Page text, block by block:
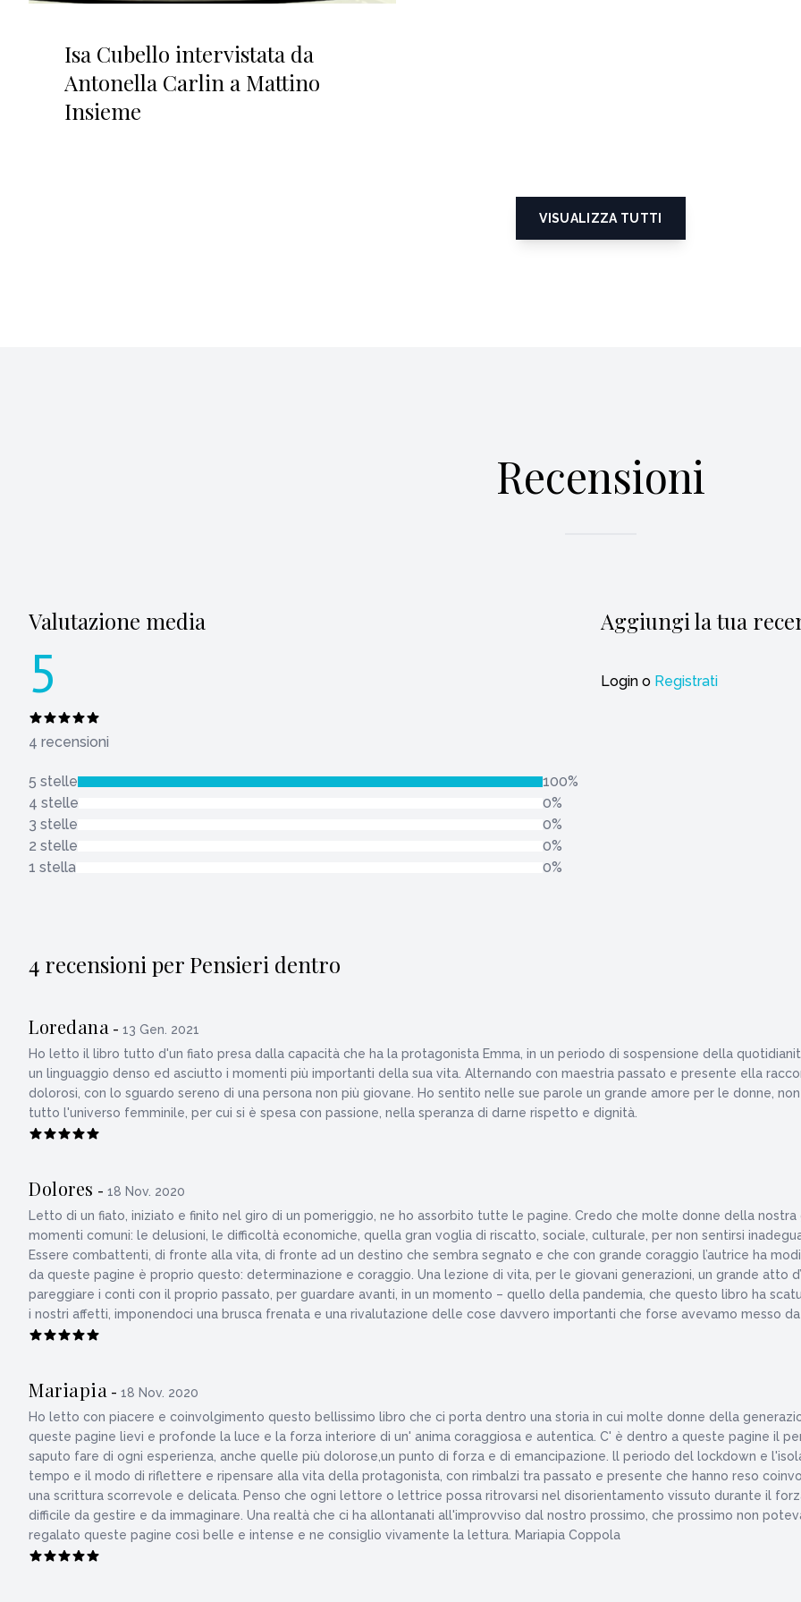
Isa Cubello intervistata da
Antonella Carlin a Mattino
Insieme
VISUALIZZA TUTTI
Recensioni
Valutazione media
5
4 recensioni
5 stelle
100%
4 stelle
0%
3 stelle
0%
2 stelle
0%
1 stella
0%
Aggiungi la tua
Login o Registrati
4 recensioni per Pensieri dentro
Loredana - 13 Gen. 2021
Ho letto il libro tutto d'un fiato presa dalla capacità che ha la protagonista Emma, in un periodo di sospensione della
un linguaggio denso ed asciutto i momenti più importanti della sua vita. Alternando con maestria passato e presente ella
dolorosi, con lo sguardo sereno di una persona non più giovane. Ho sentito nelle sue parole un grande amore per le donne,
tutto l'universo femminile, per cui si è spesa con passione, nella speranza di darne rispetto e dignità.
Dolores - 18 Nov. 2020
Letto di un fiato, iniziato e finito nel giro di un pomeriggio, ne ho assorbito tutte le pagine. Credo che molte donne della
momenti comuni: le delusioni, le difficoltà economiche, quella gran voglia di riscatto, sociale, culturale, per non sentirsi
Essere combattenti, di fronte alla vita, di fronte ad un destino che sembra segnato e che con grande coraggio l’autrice ha
da queste pagine è proprio questo: determinazione e coraggio. Una lezione di vita, per le giovani generazioni, un grande atto
pareggiare i conti con il proprio passato, per guardare avanti, in un momento – quello della pandemia, che questo libro ha
i nostri affetti, imponendoci una brusca frenata e una rivalutazione delle cose davvero importanti che forse avevamo messo da
Mariapia - 18 Nov. 2020
Ho letto con piacere e coinvolgimento questo bellissimo libro che ci porta dentro una storia in cui molte donne della
queste pagine lievi e profonde la luce e la forza interiore di un' anima coraggiosa e autentica. C' è dentro a queste pagine il
saputo fare di ogni esperienza, anche quelle più dolorose,un punto di forza e di emancipazione. ll periodo del lockdown e
tempo e il modo di riflettere e ripensare alla vita della protagonista, con rimbalzi tra passato e presente che hanno reso
una scrittura scorrevole e delicata. Penso che ogni lettore o lettrice possa ritrovarsi nel disorientamento vissuto durante il
difficile da gestire e da immaginare. Una realtà che ci ha allontanati all'improvviso dal nostro prossimo, che prossimo non
regalato queste pagine così belle e intense e ne consiglio vivamente la lettura. Mariapia Coppola